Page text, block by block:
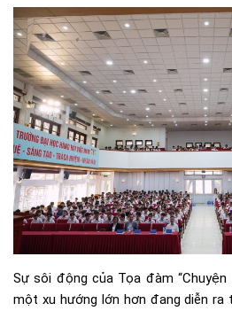
Sự sôi động của Tọa đàm “Chuyện
một xu hướng lớn hơn đang diễn ra